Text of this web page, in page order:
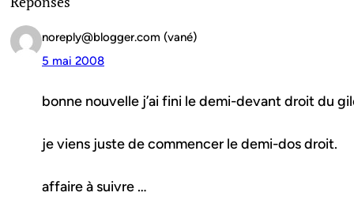
noreply@blogger.com (vané)
5 mai 2008
bonne nouvelle j’ai fini le demi-devant droit du
je viens juste de commencer le demi-dos droit.
affaire à suivre …